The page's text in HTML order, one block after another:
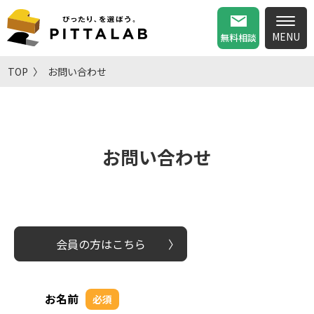
無料相談
TOP お問い合わせ
お問い合わせ
会員の方はこちら
お名前 必須